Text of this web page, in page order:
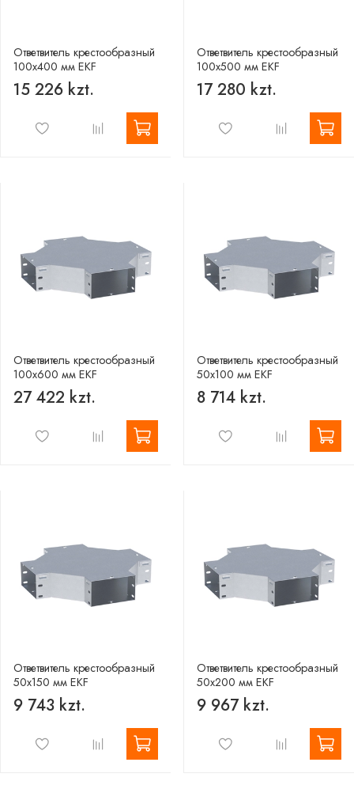
Ответвитель крестообразный
100х400 мм EKF
15 226 kzt.
Ответвитель крестообразный
100х500 мм EKF
17 280 kzt.
Ответвитель крестообразный
100х600 мм EKF
27 422 kzt.
Ответвитель крестообразный
50х100 мм EKF
8 714 kzt.
Ответвитель крестообразный
50х150 мм EKF
9 743 kzt.
Ответвитель крестообразный
50х200 мм EKF
9 967 kzt.